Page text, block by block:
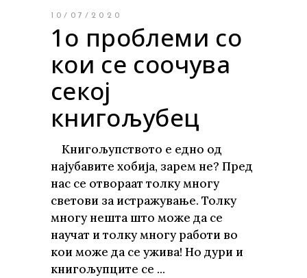
10/07/2020
1о проблеми со
кои се соочува
секој
книгољубец
Книгољупството е едно од
најубавите хобија, зарем не? Пред
нас се отвораат толку многу
светови за истражување. Толку
многу нешта што може да се
научат и толку многу работи во
кои може да се ужива! Но дури и
книгољупците се